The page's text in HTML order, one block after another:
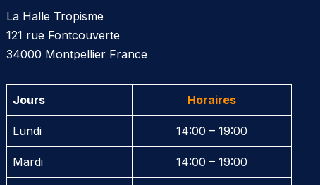
La Halle Tropisme
121 rue Fontcouverte
34000 Montpellier France
Jours Horaires
Lundi 14:00 – 19:00
Mardi 14:00 – 19:00